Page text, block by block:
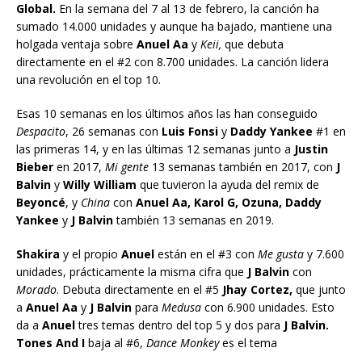
Global. En la semana del 7 al 13 de febrero, la canción ha
sumado 14.000 unidades y aunque ha bajado, mantiene una
holgada ventaja sobre Anuel Aa y Keii, que debuta
directamente en el #2 con 8.700 unidades. La canción lidera
una revolución en el top 10.
Esas 10 semanas en los últimos años las han conseguido
Despacito, 26 semanas con Luis Fonsi y Daddy Yankee #1 en
las primeras 14, y en las últimas 12 semanas junto a Justin
Bieber en 2017, Mi gente 13 semanas también en 2017, con J
Balvin y Willy William que tuvieron la ayuda del remix de
Beyoncé, y China con Anuel Aa, Karol G, Ozuna, Daddy
Yankee y J Balvintambién 13 semanas en 2019.
Shakira y el propio Anuel están en el #3 con Me gusta y 7.600
unidades, prácticamente la misma cifra que J Balvin con
Morado. Debuta directamente en el #5 Jhay Cortez, que junto
a Anuel Aa y J Balvin para Medusa con 6.900 unidades. Esto
da a Anueltres temas dentro del top 5 y dos para J Balvin.
Tones And I baja al #6, Dance Monkeyes el tema